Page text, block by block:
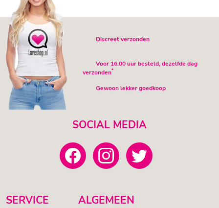
Discreet verzonden
Voor 16.00 uur besteld, dezelfde dag
verzonden*
Gewoon lekker goedkoop
SOCIAL MEDIA
SERVICE ALGEMEEN